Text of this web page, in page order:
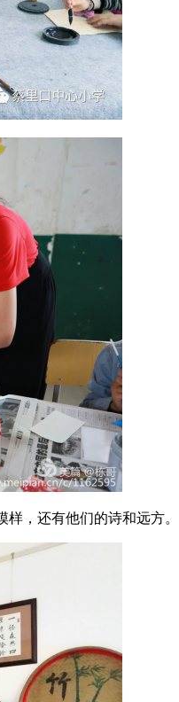
，还有他们的诗和远方。